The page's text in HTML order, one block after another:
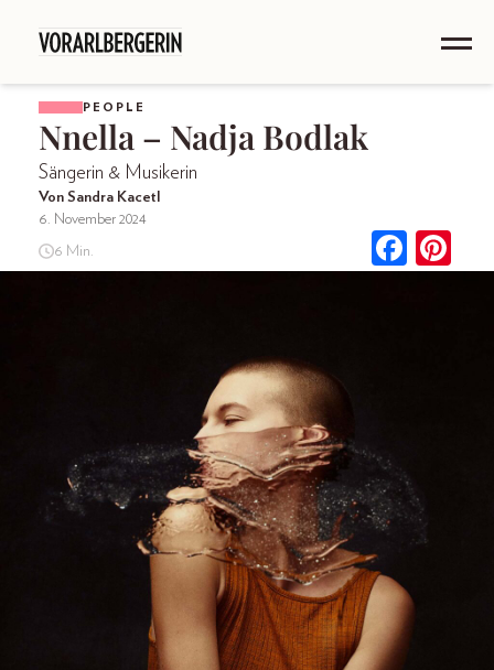
PEOPLE
Nnella – Nadja Bodlak
Sängerin & Musikerin
Von Sandra Kacetl
6. November 2024
6 Min.